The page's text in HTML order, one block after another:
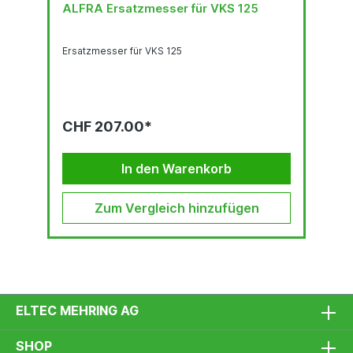
ALFRA Ersatzmesser für VKS 125
Ersatzmesser für VKS 125
CHF 207.00*
In den Warenkorb
Zum Vergleich hinzufügen
ELTEC MEHRING AG
SHOP